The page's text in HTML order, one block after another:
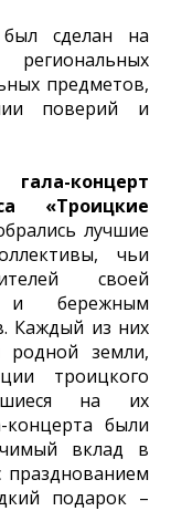
сделан на
предметов,
поверий и
гала-концерт
«Троицкие
лучшие
чьи
своей
и бережным
Каждый из них
родной земли,
троицкого
на их
концерта были
вклад в
празднованием
подарок –